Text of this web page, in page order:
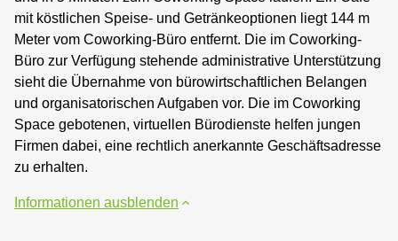
mit köstlichen Speise- und Getränkeoptionen liegt 144 m
Meter vom Coworking-Büro entfernt. Die im Coworking-
Büro zur Verfügung stehende administrative Unterstützung
sieht die Übernahme von bürowirtschaftlichen Belangen
und organisatorischen Aufgaben vor. Die im Coworking
Space gebotenen, virtuellen Bürodienste helfen jungen
Firmen dabei, eine rechtlich anerkannte Geschäftsadresse
zu erhalten.
Informationen ausblenden